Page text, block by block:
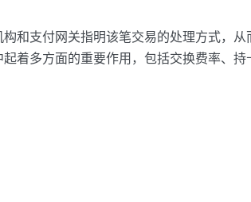
和支付网关指明该笔交易的处理方式，从
着多方面的重要作用，包括交换费率、持